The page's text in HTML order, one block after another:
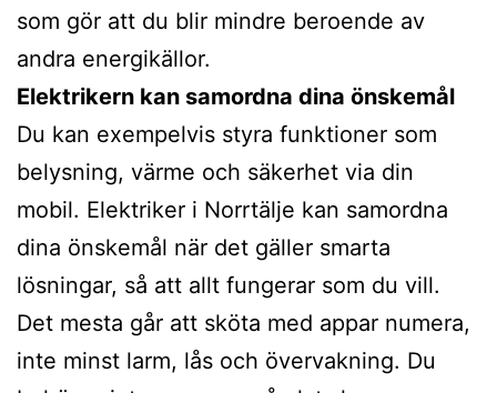
som gör att du blir mindre beroende av
andra energikällor.
Elektrikern kan samordna dina önskemål
Du kan exempelvis styra funktioner som
belysning, värme och säkerhet via din
mobil. Elektriker i Norrtälje kan samordna
dina önskemål när det gäller smarta
lösningar, så att allt fungerar som du vill.
Det mesta går att sköta med appar numera,
inte minst larm, lås och övervakning. Du